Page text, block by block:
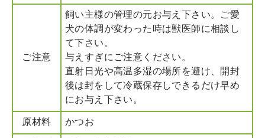
ご注意
飼い主様の管理の元お与え下さい。ご愛
犬の体調が変わった時は獣医師に相談し
て下さい。
与えすぎにご注意ください。
直射日光や高温多湿の場所を避け、開封
後は封をして冷蔵保存しできるだけ早め
にお与え下さい。
原材料 かつお